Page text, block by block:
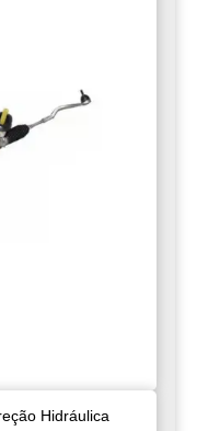
Hidráulica